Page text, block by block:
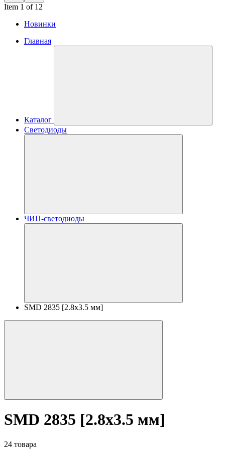
Item 1 of 12
Новинки
Главная
Каталог
Светодиоды
ЧИП-светодиоды
SMD 2835 [2.8x3.5 мм]
SMD 2835 [2.8x3.5 мм]
24 товара